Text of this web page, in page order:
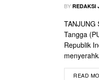
BY REDAKSI
TANJUNG
Tangga
Republik
READ